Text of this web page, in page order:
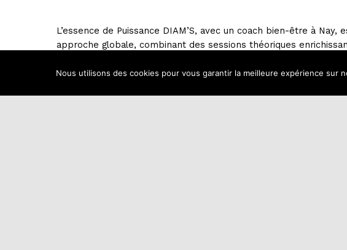
L’essence de Puissance DIAM’S, avec un coach bien-être à Nay,
approche globale, combinant des sessions théoriques
la manière dont on perçoit le monde, encourageant chacun à
Nous utilisons des cookies pour vous garantir la meilleure expérience